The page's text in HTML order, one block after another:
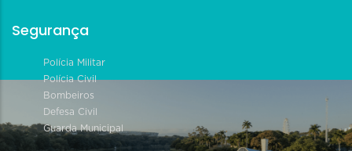
Segurança
Polícia Militar
Polícia Civil
Bombeiros
Defesa Civil
Guarda Municipal